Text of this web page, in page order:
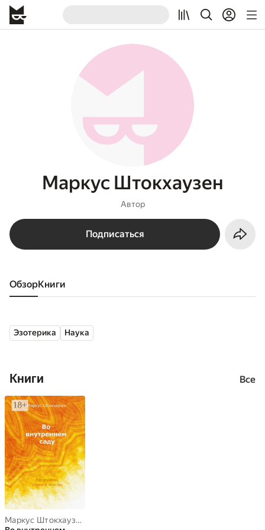
Маркус Штокхаузен
Автор
Подписаться
Обзор книги
Эзотерика Наука
Книги Все
Маркус Штокхаузен